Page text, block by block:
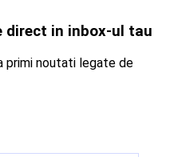
direct in inbox-ul tau
primi noutati legate de